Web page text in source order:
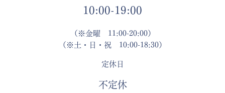
10:00-19:00
（※金曜 11:00-20:00）
（※土・日・祝 10:00-18:30）
定休日
不定休